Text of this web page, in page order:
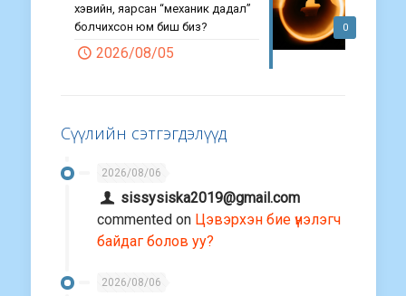
0
хэвийн, яарсан “механик дадал”
болчихсон юм биш биз?
2026/08/05
Сүүлийн сэтгэгдэлүүд
2026/08/06
sissysiska2019@gmail.com
commented on Цэвэрхэн бие үнэлэгч
байдаг болов уу?
2026/08/06